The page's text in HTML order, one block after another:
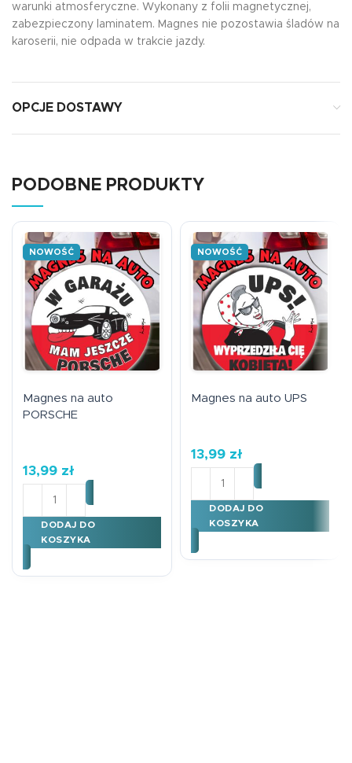
warunki atmosferyczne. Wykonany z folii magnetycznej,
zabezpieczony laminatem. Magnes nie pozostawia śladów na
karoserii, nie odpada w trakcie jazdy.
OPCJE DOSTAWY
PODOBNE PRODUKTY
NOWOŚĆ
Magnes na auto
PORSCHE
13,99 zł
DODAJ DO
KOSZYKA
NOWOŚĆ
Magnes na auto UPS
13,99 zł
DODAJ DO
KOSZYKA